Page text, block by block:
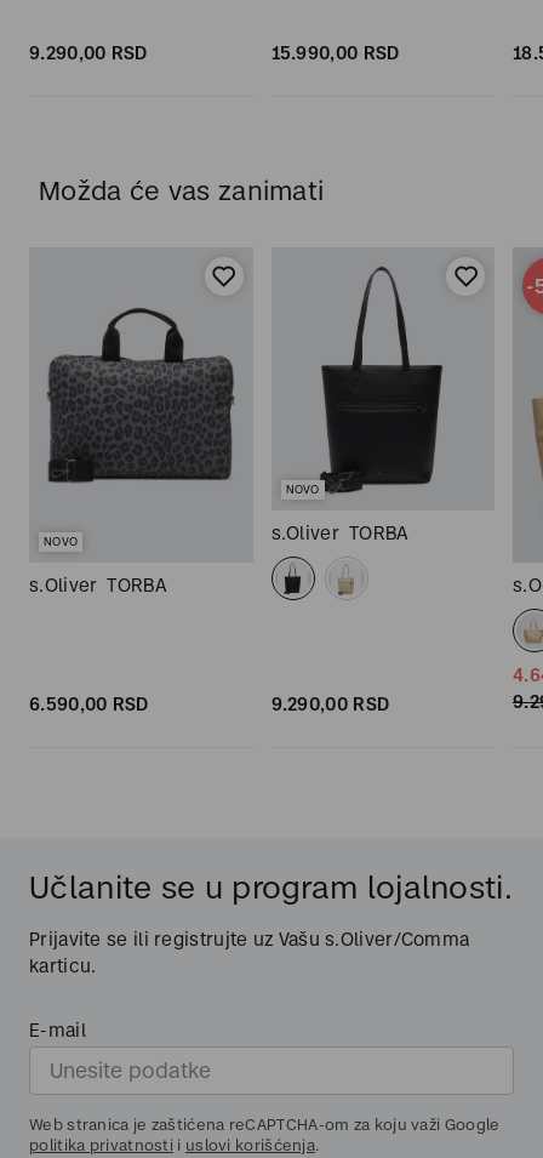
9.290,00 RSD 15.990,00 RSD
Možda će vas zanimati
NOVO
s.Oliver TORBA
6.590,00 RSD
NOVO
s.Oliver TORBA
9.290,00 RSD
-
Učlanite se u program lojalnosti.
Prijavite se ili registrujte uz Vašu s.Oliver/Comma
karticu.
E-mail
Web stranica je zaštićena reCAPTCHA-om za koju važi Google
politika privatnosti i uslovi korišćenja.